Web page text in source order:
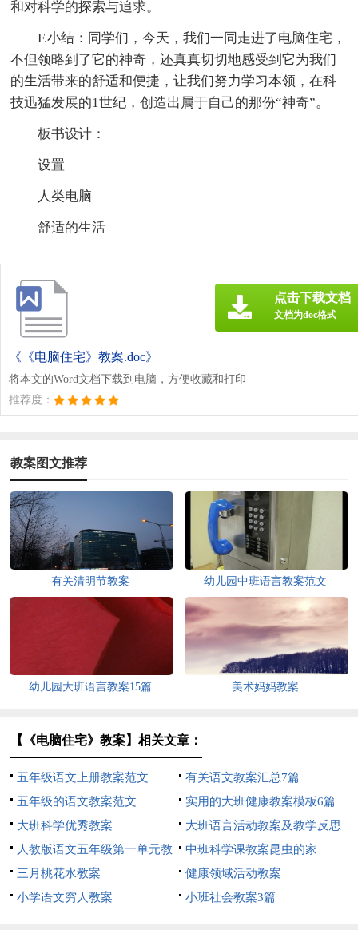
和对科学的探索与追求。
F.小结：同学们，今天，我们一同走进了电脑住宅，
不但领略到了它的神奇，还真真切切地感受到它为我们
的生活带来的舒适和便捷，让我们努力学习本领，在科
技迅猛发展的1世纪，创造出属于自己的那份“神奇”。
板书设计：
设置
人类电脑
舒适的生活
《《电脑住宅》教案.doc》
将本文的Word文档下载到电脑，方便收藏和打印
推荐度：
点击下载文档
文档为doc格式
教案图文推荐
有关清明节教案 幼儿园中班语言教案范文
幼儿园大班语言教案15篇 美术妈妈教案
【《电脑住宅》教案】相关文章：
五年级语文上册教案范文
有关语文教案汇总7篇
五年级的语文教案范文
实用的大班健康教案模板6篇
大班科学优秀教案
大班语言活动教案及教学反思
《美丽的春姑娘》
人教版语文五年级第一单元教
案
中班科学课教案昆虫的家
三月桃花水教案
健康领域活动教案
小学语文穷人教案
小班社会教案3篇